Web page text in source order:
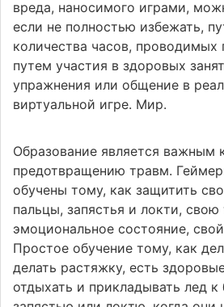
вреда, наносимого играми,
если не полностью избежать,
количества часов, проводимых
путем участия в здоровых
упражнения или общение в
виртуальной игре. Мир.
Образование является важным
предотвращению травм.
обучены тому, как защитить
пальцы, запястья и локти,
эмоциональное состояние,
Простое обучение тому, как
делать растяжку, есть
отдыхать и прикладывать лед